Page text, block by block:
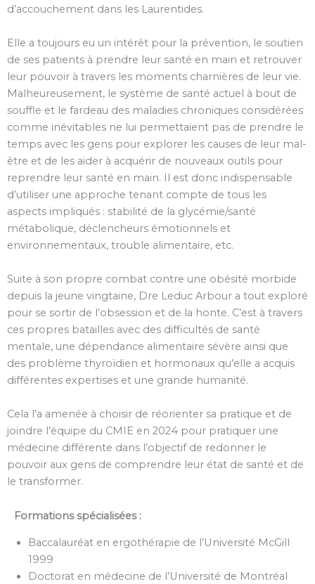
d’accouchement dans les Laurentides.
Elle a toujours eu un intérêt pour la prévention, le soutien
de ses patients à prendre leur santé en main et retrouver
leur pouvoir à travers les moments charnières de leur vie.
Malheureusement, le système de santé actuel à bout de
souffle et le fardeau des maladies chroniques considérées
comme inévitables ne lui permettaient pas de prendre le
temps avec les gens pour explorer les causes de leur mal-
être et de les aider à acquérir de nouveaux outils pour
reprendre leur santé en main. Il est donc indispensable
d’utiliser une approche tenant compte de tous les
aspects impliqués : stabilité de la glycémie/santé
métabolique, déclencheurs émotionnels et
environnementaux, trouble alimentaire, etc.
Suite à son propre combat contre une obésité morbide
depuis la jeune vingtaine, Dre Leduc Arbour a tout exploré
pour se sortir de l’obsession et de la honte. C’est à travers
ces propres batailles avec des difficultés de santé
mentale, une dépendance alimentaire sévère ainsi que
des problème thyroïdien et hormonaux qu’elle a acquis
différentes expertises et une grande humanité.
Cela l’a amenée à choisir de réorienter sa pratique et de
joindre l’équipe du CMIE en 2024 pour pratiquer une
médecine différente dans l’objectif de redonner le
pouvoir aux gens de comprendre leur état de santé et de
le transformer.
Formations spécialisées :
Baccalauréat en ergothérapie de l’Université McGill
1999
Doctorat en médecine de l’Université de Montréal